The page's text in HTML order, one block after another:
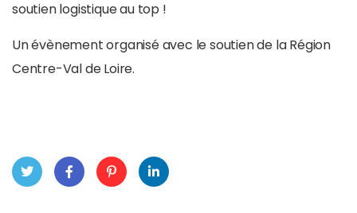
soutien logistique au top !
Un évènement organisé avec le soutien de la Région
Centre-Val de Loire.